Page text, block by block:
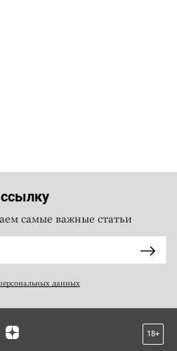
самые важные статьи
данных
18+